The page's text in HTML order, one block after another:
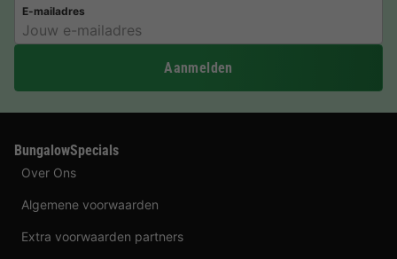
E-mailadres
Aanmelden
BungalowSpecials
Over Ons
Algemene voorwaarden
Extra voorwaarden partners